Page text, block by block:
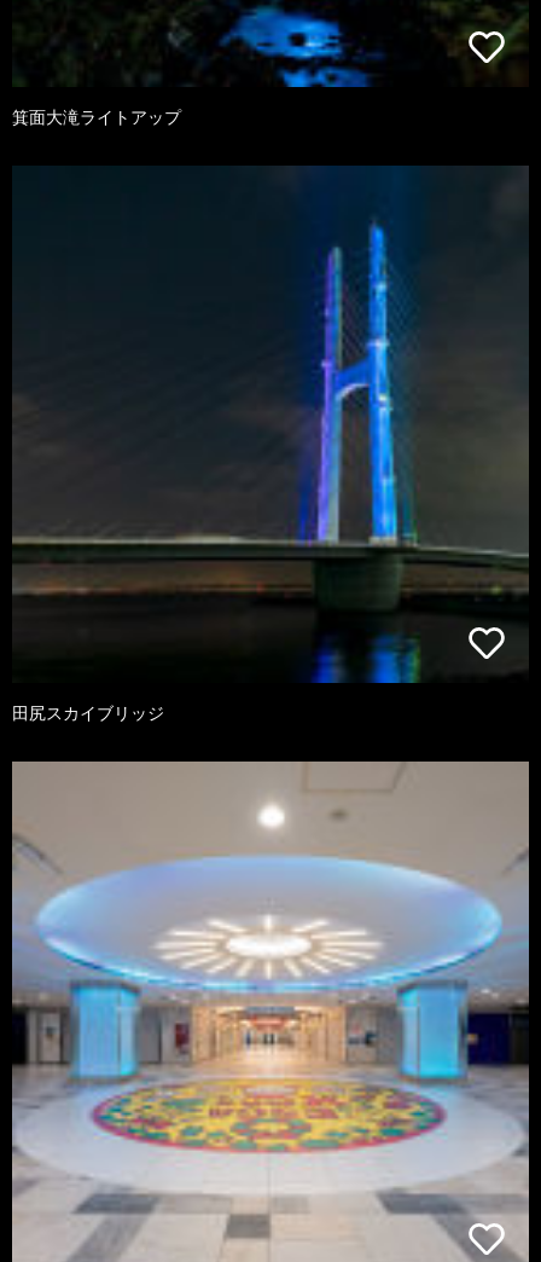
箕面大滝ライトアップ
田尻スカイブリッジ